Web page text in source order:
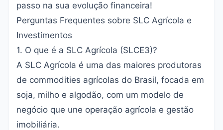
passo na sua evolução financeira!
Perguntas Frequentes sobre SLC Agrícola e
Investimentos
1. O que é a SLC Agrícola (SLCE3)?
A SLC Agrícola é uma das maiores produtoras
de commodities agrícolas do Brasil, focada em
soja, milho e algodão, com um modelo de
negócio que une operação agrícola e gestão
imobiliária.